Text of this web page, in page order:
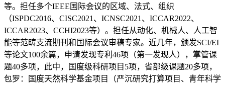
等。担任多个IEEE国际会议的区域、法式、组织
（ISPDC2016、CISC2021、ICNSC2021、ICCAR2022、
ICCAR2023、CCHI2023等）。担任从动化、机械人、人工智
能等范畴支流期刊和国际会议审稿专家。近几年，颁发SCI/EI
等论文100余篇，申请发现专利46项（第一发现人），掌管课
题40多项，此中，国度级科研项目5项，省部级课题20多项，
包罗：国度天然科学基金项目（严沉研究打算项目、青年科学